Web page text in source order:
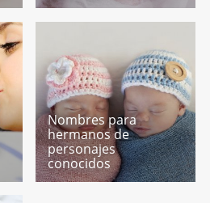
Nombres para
hermanos de
personajes
conocidos